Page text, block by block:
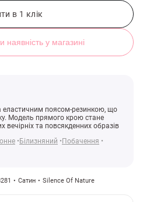
в 1 клік
наявність у магазині
еластичним поясом-резинкою, що
Модель прямого крою стане
та повсякденних образів
Білизняний
Побачення
Сатин Silence Of Nature
з мереживом (арт. 48281) ♡